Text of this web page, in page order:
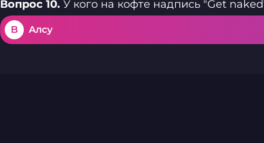
Вопрос 10. У кого на кофте надпись "Get
B Алсу